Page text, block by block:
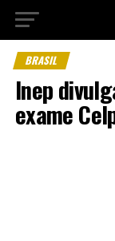
BRASIL
Inep
exame